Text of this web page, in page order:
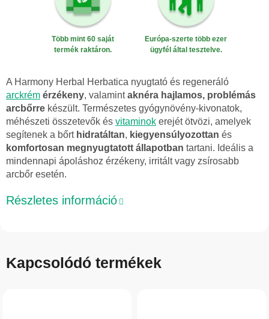
Több mint 60 saját
termék raktáron.
Európa-szerte több ezer
ügyfél által tesztelve.
A Harmony Herbal Herbatica nyugtató és regeneráló
arckrém érzékeny, valamintaknéra hajlamos, problémás
arcbőrre készült. Természetes gyógynövény-kivonatok,
méhészeti összetevők és vitaminok erejét ötvözi, amelyek
segítenek a bőrt hidratáltan, kiegyensúlyozottan és
komfortosan megnyugtatott állapotban tartani. Ideális a
mindennapi ápoláshoz érzékeny, irritált vagy zsírosabb
arcbőr esetén.
Részletes információ
Kapcsolódó termékek